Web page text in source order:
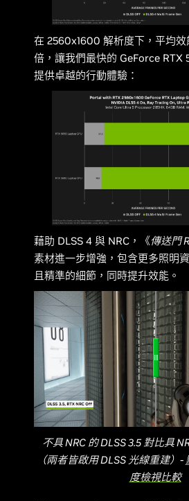
在 2560x1600 解析度下，平均效
倍，讓我們最快的 GeForce RTX
提供卓越的行動體驗：
藉助 DLSS 4 與 NRC，《傳送門
素材進一步增強，包含更多照明
且精準的細節，同時提升效能。
不具 NRC 的 DLSS 3.5 對比具
（兩者皆啟用 DLSS 光線重建）-
度檢視比較